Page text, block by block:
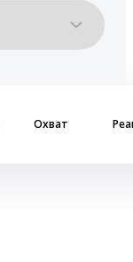
Охват